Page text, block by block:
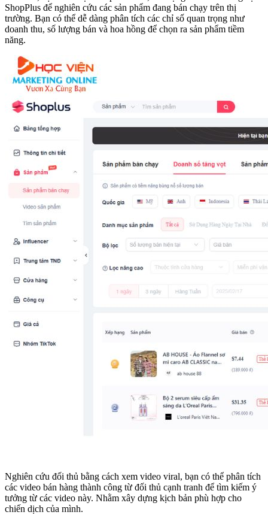
ShopPlus để nghiên cứu các sản phẩm đang bán chạy trên thị
trường. Bạn có thể dễ dàng phân tích các chỉ số quan trọng như
doanh thu, số lượng bán và hoa hồng để chọn ra sản phẩm tiềm
năng.
Nghiên cứu đối thủ bằng cách xem video viral, bạn có thể phân tích
các video bán hàng thành công từ đối thủ cạnh tranh để tìm kiếm ý
tưởng từ các video này. Nhằm xây dựng kịch bản phù hợp cho
chiến dịch của mình.